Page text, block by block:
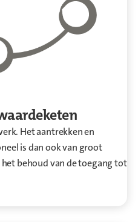
Het aantrekken en
is dan ook van groot
behoud van de toegang tot